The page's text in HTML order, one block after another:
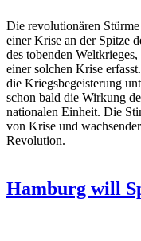
Die revolutionären
einer Krise an der Spitze
des tobenden
einer solchen Krise
die Kriegsbegeisterung
schon bald die Wirkung
nationalen Einheit. Die
von Krise und
Revolution.
Hamburg will